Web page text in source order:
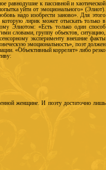
равнодушие к пассивной и хаотической
уйти от эмоционального» (Элиот).
надо изобрести заново». Для этого
которую лирик может отыскать только в
Элиотом: «Есть только один способ
словами, группу объектов, ситуацию,
эксперименту внешние факты
эмоциональность», поэт должен
«Объективный коррелят» либо резко
женщине. И поэту достаточно лишь